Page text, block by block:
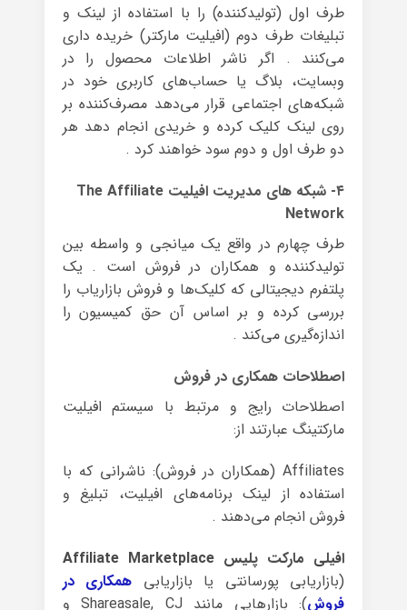
طرف اول (تولیدکننده) را با استفاده از لینک و
تبلیغات طرف دوم (افیلیت مارکتر) خریده داری
می‌کنند . اگر ناشر اطلاعات محصول را در
وبسایت، بلاگ یا حساب‌های کاربری خود در
شبکه‌های اجتماعی قرار می‌دهد مصرف‌کننده بر
روی لینک کلیک کرده و خریدی انجام دهد هر
دو طرف اول و دوم سود خواهند کرد .
۴- شبکه های مدیریت افیلیت The Affiliate
Network
طرف چهارم در واقع یک میانجی و واسطه بین
تولیدکننده و همکاران در فروش است . یک
پلتفرم دیجیتالی که کلیک‌ها و فروش بازاریاب را
بررسی کرده و بر اساس آن حق کمیسیون را
اندازه‌گیری می‌کند .
اصطلاحات همکاری در فروش
اصطلاحات رایج و مرتبط با سیستم افیلیت
مارکتینگ عبارتند از:
Affiliates (همکاران در فروش): ناشرانی که با
استفاده از لینک برنامه‌های افیلیت، تبلیغ و
فروش انجام می‌دهند .
افیلی مارکت پلیس Affiliate Marketplace
(بازاریابی پورسانتی یا بازاریابی همکاری در
فروش
): بازارهایی مانند Shareasale, CJ و